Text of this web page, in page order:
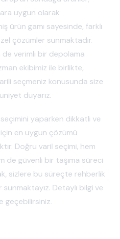
uygun olarak
ürün gamı sayesinde, farklı
çözümler sunmaktadır.
de verimli bir depolama
ekibimiz ile birlikte,
seçmeniz konusunda size
duyarız.
yaparken dikkatli ve
en uygun çözümü
Doğru varil seçimi, hem
de güvenli bir taşıma süreci
sizlere bu süreçte rehberlik
Detaylı bilgi ve
geçebilirsiniz.